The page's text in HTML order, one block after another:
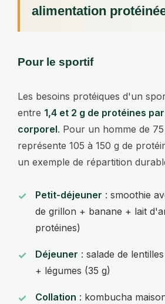
alimentation
Pour le sportif
Les besoins protéiques d'un
entre 1,4 et 2 g de protéines
corporel. Pour un homme de
représente 105 à 150 g de
un exemple de répartition
Petit-déjeuner : smoothie
de grillon + banane + lait
protéines)
Déjeuner : salade de
+ légumes (35 g)
Collation : kombucha